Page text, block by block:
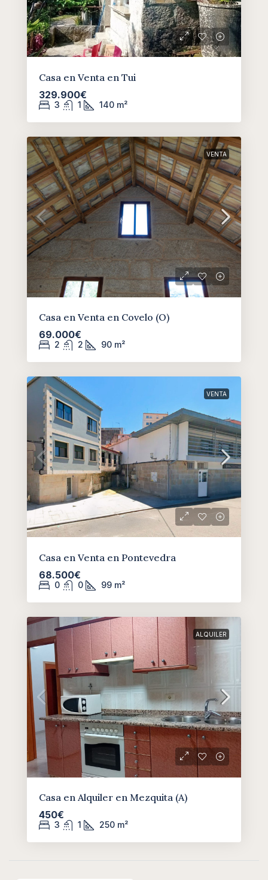
Casa en Venta en Tui
329.900€
3 1 140 m²
VENTA
Casa en Venta en Covelo (O)
69.000€
2 2 90 m²
VENTA
Casa en Venta en Pontevedra
68.500€
0 0 99 m²
ALQUILER
Casa en Alquiler en Mezquita (A)
450€
3 1 250 m²